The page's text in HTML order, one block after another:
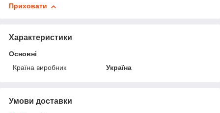
Приховати
Характеристики
Основні
Країна виробник
Україна
Умови доставки